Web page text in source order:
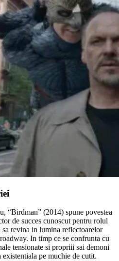
“Birdman” (2014) spune povestea
de succes cunoscut pentru rolul
sa revina in lumina reflectoarelor
In timp ce se confrunta cu
tensionate si propriii sai demoni
pe muchie de cutit.